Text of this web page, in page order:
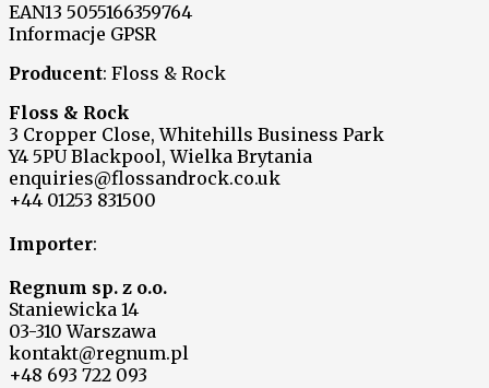
EAN13 5055166359764
Informacje GPSR
Producent: Floss & Rock
Floss & Rock
3 Cropper Close, Whitehills Business Park
Y4 5PU Blackpool, Wielka Brytania
enquiries@flossandrock.co.uk
+44 01253 831500
Importer:
Regnum sp. z o.o.
Staniewicka 14
03-310 Warszawa
kontakt@regnum.pl
+48 693 722 093